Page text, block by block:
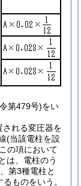
第479号)をい
れる変圧器を
(当該電柱を設
の項において
は、電柱のう
第3種電柱と
ものをいう。